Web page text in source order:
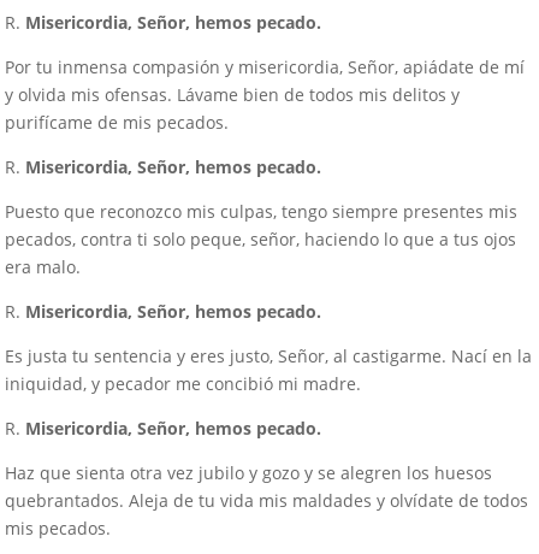
R. Misericordia, Señor, hemos pecado.
Por tu inmensa compasión y misericordia, Señor, apiádate de mí
y olvida mis ofensas. Lávame bien de todos mis delitos y
purifícame de mis pecados.
R. Misericordia, Señor, hemos pecado.
Puesto que reconozco mis culpas, tengo siempre presentes mis
pecados, contra ti solo peque, señor, haciendo lo que a tus ojos
era malo.
R. Misericordia, Señor, hemos pecado.
Es justa tu sentencia y eres justo, Señor, al castigarme. Nací en la
iniquidad, y pecador me concibió mi madre.
R. Misericordia, Señor, hemos pecado.
Haz que sienta otra vez jubilo y gozo y se alegren los huesos
quebrantados. Aleja de tu vida mis maldades y olvídate de todos
mis pecados.